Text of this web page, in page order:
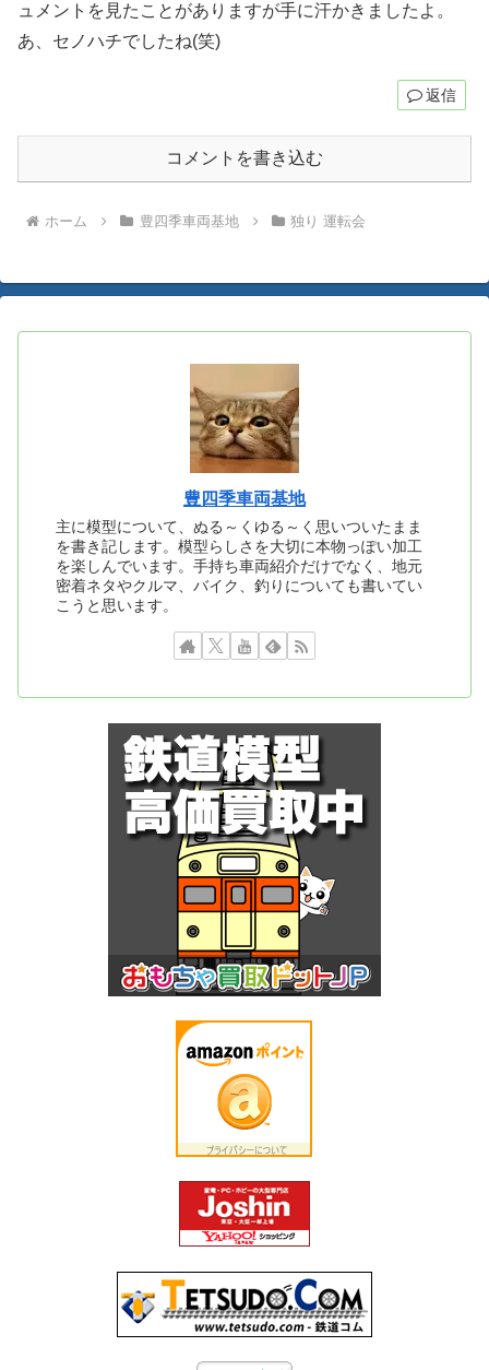
ュメントを見たことがありますが手に汗かきましたよ。
あ、セノハチでしたね(笑)
返信
コメントを書き込む
ホーム 豊四季車両基地 独り 運転会
豊四季車両基地
主に模型について、ぬる～くゆる～く思いついたまま
を書き記します。模型らしさを大切に本物っぽい加工
を楽しんでいます。手持ち車両紹介だけでなく、地元
密着ネタやクルマ、バイク、釣りについても書いてい
こうと思います。